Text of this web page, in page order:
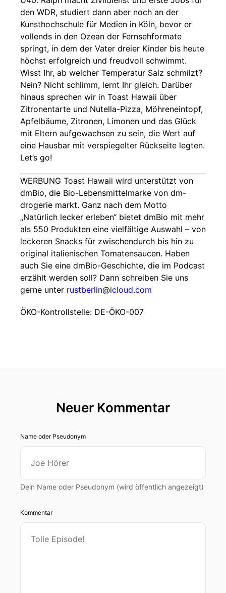
den WDR, studiert dann aber noch an der
Kunsthochschule für Medien in Köln, bevor er
vollends in den Ozean der Fernsehformate
springt, in dem der Vater dreier Kinder bis heute
höchst erfolgreich und freudvoll schwimmt.
Wisst Ihr, ab welcher Temperatur Salz schmilzt?
Nein? Nicht schlimm, lernt Ihr gleich. Darüber
hinaus sprechen wir in Toast Hawaii über
Zitronentarte und Nutella-Pizza, Möhreneintopf,
Apfelbäume, Zitronen, Limonen und das Glück
mit Eltern aufgewachsen zu sein, die Wert auf
eine Hausbar mit verspiegelter Rückseite legten.
Let’s go!
WERBUNG Toast Hawaii wird unterstützt von
dmBio, die Bio-Lebensmittelmarke von dm-
drogerie markt. Ganz nach dem Motto
„Natürlich lecker erleben“ bietet dmBio mit mehr
als 550 Produkten eine vielfältige Auswahl – von
leckeren Snacks für zwischendurch bis hin zu
original italienischen Tomatensaucen. Haben
auch Sie eine dmBio-Geschichte, die im Podcast
erzählt werden soll? Dann schreiben Sie uns
gerne unter rustberlin@icloud.com
ÖKO-Kontrollstelle: DE-ÖKO-007
Neuer Kommentar
Name oder Pseudonym
Dein Name oder Pseudonym (wird öffentlich angezeigt)
Kommentar